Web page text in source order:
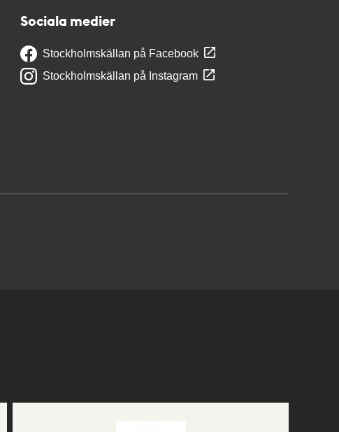
Sociala medier
Stockholmskällan på Facebook
Stockholmskällan på Instagram